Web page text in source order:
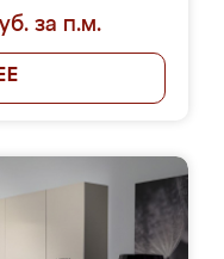
за п.м.